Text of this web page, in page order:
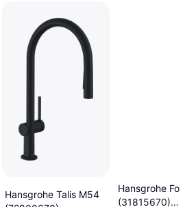
Hansgrohe Talis M54
Hansgrohe
(31815670)